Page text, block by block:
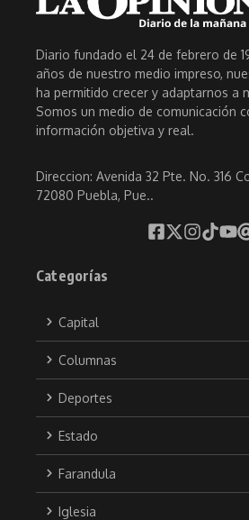
Diario fundado el 24 de febrero de
años de nuestro medio impreso,
ha permitido crecer y adaptarnos a
Somos un medio de comunicación
información objetiva y real.
Direccion: Avenida 32 Pte. No. 316
72080 Puebla, Pue..
Categorías
Capital
Columnas
Deportes
Estado
Farandula
Iglesia